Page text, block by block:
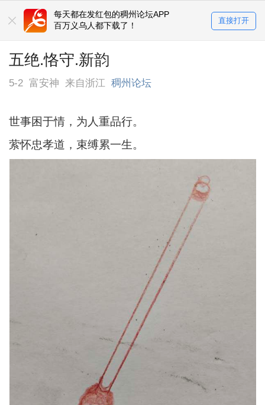
每天都在发红包的稠州论坛APP
百万义乌人都下载了！
直接打开
五绝.恪守.新韵
5-2 富安神 来自浙江 稠州论坛
世事困于情，为人重品行。
萦怀忠孝道，束缚累一生。